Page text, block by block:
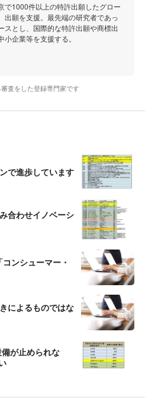
で1000件以上の特許出願したグロー
出願を支援。最先端の研究者であっ
スとし、国際的な特許出願や商標出
企業等を支援する。
査をした登録専門家です
で進歩しています
合わせイノベーシ
ンシューマー・
によるものではな
が止められな